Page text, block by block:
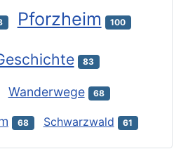
Pforzheim 100
83
Wanderwege 68
68 Schwarzwald 61